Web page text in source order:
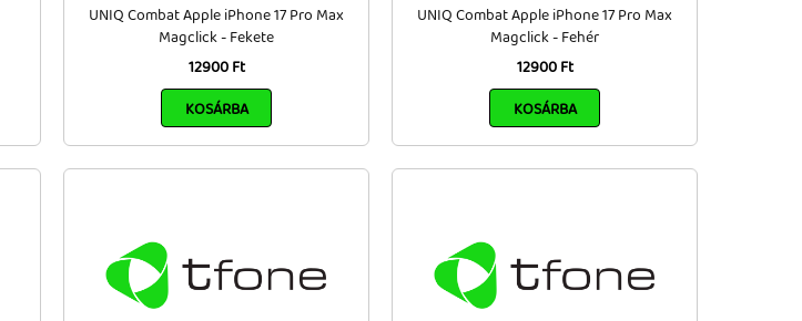
UNIQ Combat Apple iPhone 17 Pro Max
Magclick - Fekete
12900 Ft
KOSÁRBA
UNIQ Combat Apple iPhone 17 Pro Max
Magclick - Fehér
12900 Ft
KOSÁRBA